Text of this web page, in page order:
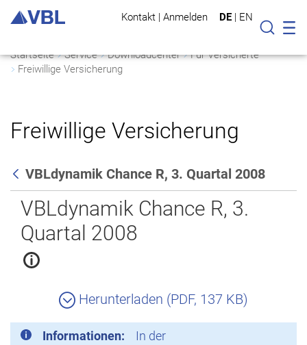
Kontakt | Anmelden DE | EN
Suche
Startseite Service Downloadcenter
Für Versicherte
Freiwillige Versicherung
Freiwillige Versicherung
Zurück
VBLdynamik Chance R, 3. Quartal 2008
VBLdynamik Chance R, 3.
Quartal 2008
Herunterladen (PDF, 137 KB)
Informationen:
In der